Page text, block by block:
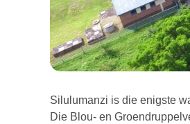
Silulumanzi is die enigste
Die Blou- en